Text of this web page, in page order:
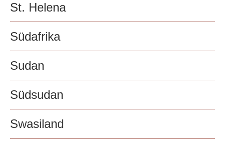
St. Helena
Südafrika
Sudan
Südsudan
Swasiland